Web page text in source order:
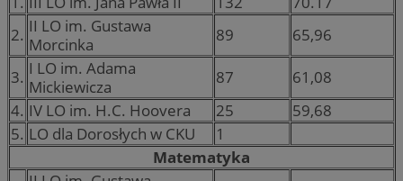
2. II LO im. Gustawa
Morcinka
89 65,96
3. I LO im. Adama
Mickiewicza
87
61,08
4. IV LO im. H.C. Hoovera 25
59,68
5. LO dla Dorosłych w CKU
1
Matematyka